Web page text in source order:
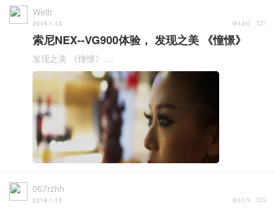
Weitr
2014-1-13 7
1432
索尼NEX--VG900体验， 发现之美 《憧憬》
发现之美 《憧憬》 ...
067rzhh
2014-1-13 5
1173